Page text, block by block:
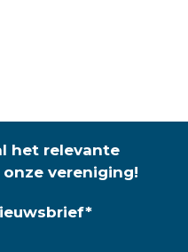
het relevante
vereniging!
*